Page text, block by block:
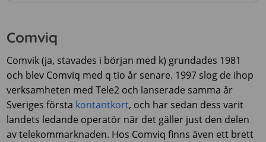
Comviq
Comvik (ja, stavades i början med k) grundades 1981
och blev Comviq med q tio år senare. 1997 slog de ihop
verksamheten med Tele2 och lanserade samma år
Sveriges första kontantkort, och har sedan dess varit
landets ledande operatör när det gäller just den delen
av telekommarknaden. Hos Comviq finns även ett brett